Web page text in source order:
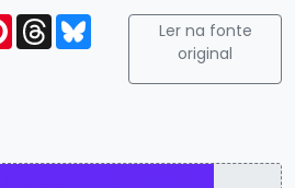
Pinterest
ThreadsBlueskyLer na fonte
original